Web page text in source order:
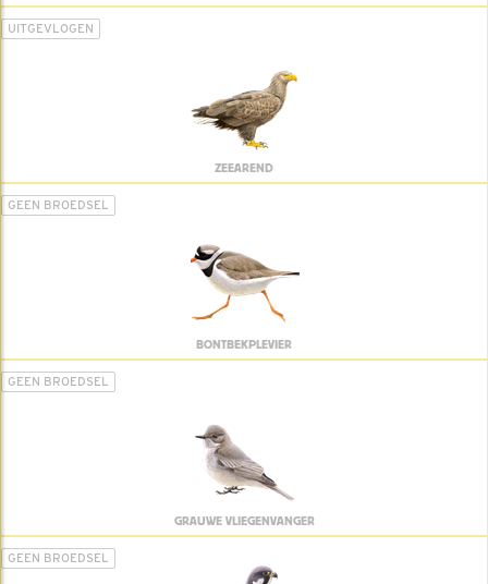
UITGEVLOGEN
ZEEAREND
GEEN BROEDSEL
BONTBEKPLEVIER
GEEN BROEDSEL
GRAUWE VLIEGENVANGER
GEEN BROEDSEL